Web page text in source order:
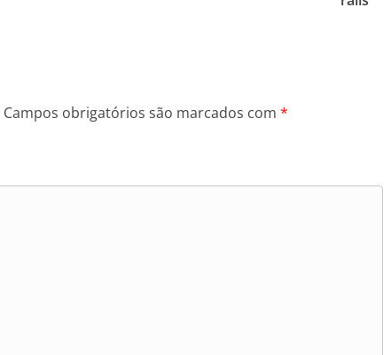
Campos obrigatórios são marcados com *